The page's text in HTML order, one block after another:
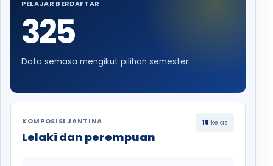
PELAJAR BERDAFTAR
325
Data semasa mengikut pilihan semester
KOMPOSISI JANTINA
Lelaki dan perempuan
18 kelas